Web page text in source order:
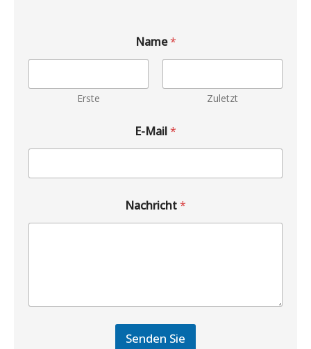
Name*
Erste Zuletzt
E-Mail*
Nachricht*
Senden Sie